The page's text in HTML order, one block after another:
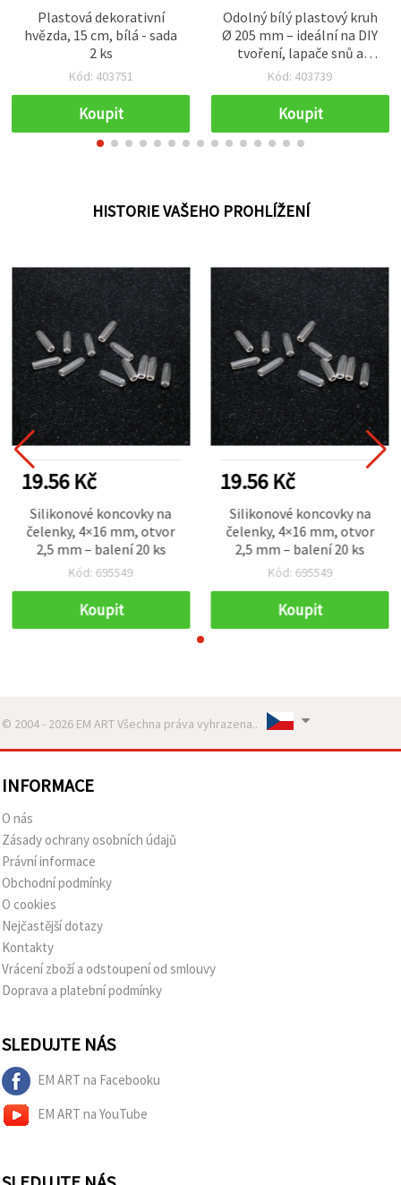
Plastová dekorativní
hvězda, 15 cm, bílá - sada
2 ks
Kód: 403751
Koupit
Odolný bílý plastový kruh
Ø 205 mm – ideální na DIY
tvoření, lapače snů a
kreativní projekty
Kód: 403739
Koupit
HISTORIE VAŠEHO PROHLÍŽENÍ
19.56 Kč
Silikonové koncovky na
čelenky, 4×16 mm, otvor
2,5 mm – balení 20 ks
Kód: 695549
Koupit
19.56 Kč
Silikonové koncovky na
čelenky, 4×16 mm, otvor
2,5 mm – balení 20 ks
Kód: 695549
Koupit
© 2004 - 2026 EM ART Všechna práva vyhrazena..
INFORMACE
O nás
Zásady ochrany osobních údajů
Právní informace
Obchodní podmínky
O cookies
Nejčastější dotazy
Kontakty
Vrácení zboží a odstoupení od smlouvy
Doprava a platební podmínky
SLEDUJTE NÁS
EM ART na Facebooku
EM ART na YouTube